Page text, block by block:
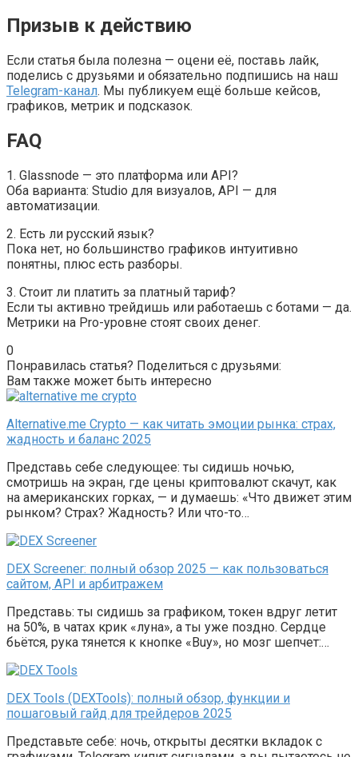
Призыв к действию
Если статья была полезна — оцени её, поставь лайк,
поделись с друзьями и обязательно подпишись на наш
Telegram-канал. Мы публикуем ещё больше кейсов,
графиков, метрик и подсказок.
FAQ
1. Glassnode — это платформа или API?
Оба варианта: Studio для визуалов, API — для
автоматизации.
2. Есть ли русский язык?
Пока нет, но большинство графиков интуитивно
понятны, плюс есть разборы.
3. Стоит ли платить за платный тариф?
Если ты активно трейдишь или работаешь с ботами — да.
Метрики на Pro-уровне стоят своих денег.
0
Понравилась статья? Поделиться с друзьями:
Вам также может быть интересно
Alternative.me Crypto — как читать эмоции рынка: страх,
жадность и баланс 2025
Представь себе следующее: ты сидишь ночью,
смотришь на экран, где цены криптовалют скачут, как
на американских горках, — и думаешь: «Что движет этим
рынком? Страх? Жадность? Или что-то…
DEX Screener: полный обзор 2025 — как пользоваться
сайтом, API и арбитражем
Представь: ты сидишь за графиком, токен вдруг летит
на 50%, в чатах крик «луна», а ты уже поздно. Сердце
бьётся, рука тянется к кнопке «Buy», но мозг шепчет:…
DEX Tools (DEXTools): полный обзор, функции и
пошаговый гайд для трейдеров 2025
Представьте себе: ночь, открыты десятки вкладок с